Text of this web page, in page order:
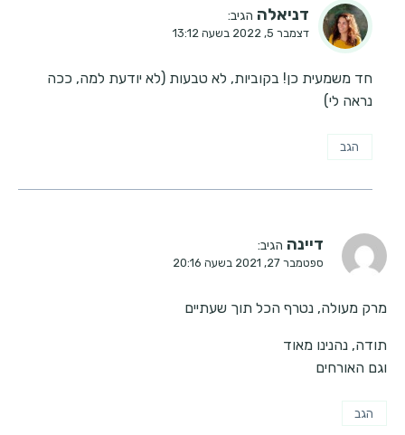
דניאלה הגיב:
דצמבר 5, 2022 בשעה 13:12
חד משמעית כן! בקוביות, לא טבעות (לא יודעת למה, ככה
נראה לי)
הגב
דיינה הגיב:
ספטמבר 27, 2021 בשעה 20:16
מרק מעולה, נטרף הכל תוך שעתיים
תודה, נהנינו מאוד
וגם האורחים
הגב